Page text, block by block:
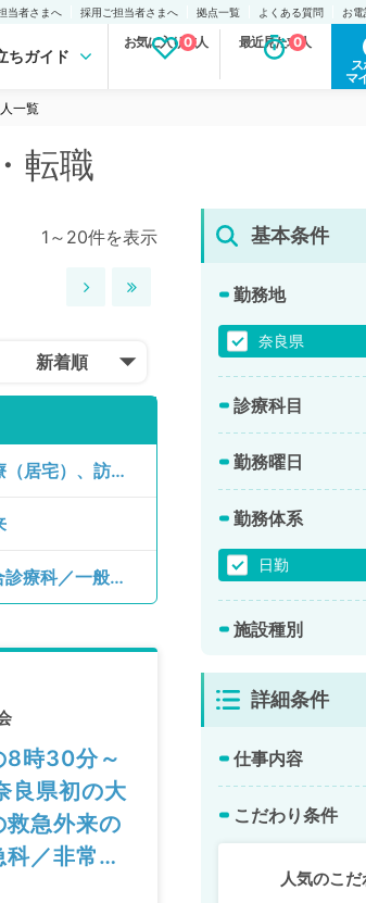
当者さまへ 採用ご担当者さまへ 拠点一覧 よくある質問 お
ちガイド
お気に入り求人
0 最近見た求人
0
ス
マ
一覧
転職
1～20件を表示
新着順
【奈良県／生駒市】月、火、水、木、金、土曜日／時給15,000円／精神科／訪問診療（居宅）、訪問診療（施設）
【奈良県／生駒郡三郷町】月、火、木、金、土曜日／時給12,500円／一般内科、総合診療科／一般外来、一般外来、訪問診療（居宅）、訪問診療（施設）
8時30分～
県初の大
急外来の
／非常
基本条件
勤務地
奈良県
診療科目
勤務曜日
勤務体系
日勤
施設種別
詳細条件
仕事内容
こだわり条件
人気のこ